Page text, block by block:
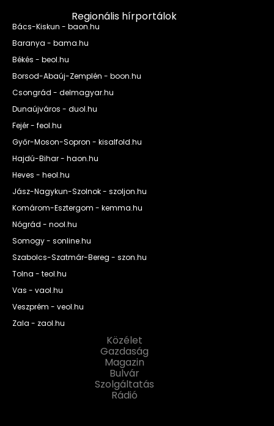
Regionális hírportálok
Bács-Kiskun - baon.hu
Baranya - bama.hu
Békés - beol.hu
Borsod-Abaúj-Zemplén - boon.hu
Csongrád - delmagyar.hu
Dunaújváros - duol.hu
Fejér - feol.hu
Győr-Moson-Sopron - kisalfold.hu
Hajdú-Bihar - haon.hu
Heves - heol.hu
Jász-Nagykun-Szolnok - szoljon.hu
Komárom-Esztergom - kemma.hu
Nógrád - nool.hu
Somogy - sonline.hu
Szabolcs-Szatmár-Bereg - szon.hu
Tolna - teol.hu
Vas - vaol.hu
Veszprém - veol.hu
Zala - zaol.hu
Közélet
Gazdaság
Magazin
Bulvár
Szolgáltatás
Rádió